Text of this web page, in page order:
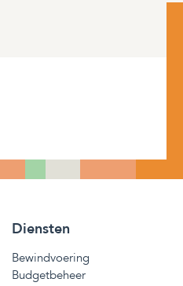
Diensten
Bewindvoering
Budgetbeheer